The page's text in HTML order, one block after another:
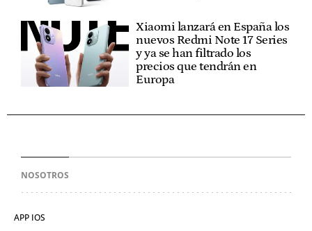
Xiaomi lanzará en España los
nuevos Redmi Note 17 Series
y ya se han filtrado los
precios que tendrán en
Europa
NOSOTROS
APP IOS